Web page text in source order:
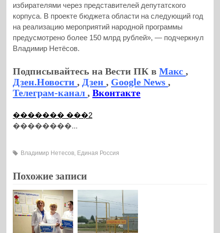
избирателями через представителей депутатского
корпуса. В проекте бюджета области на следующий год
на реализацию мероприятий народной программы
предусмотрено более 150 млрд рублей», — подчеркнул
Владимир Нетёсов.
Подписывайтесь на Вести ПК вМакс,
Дзен.Новости, Дзен, Google News,
Телеграм-канал,Вконтакте
������� ���2
��������...
Владимир Нетесов, Единая Россия
Похожие записи